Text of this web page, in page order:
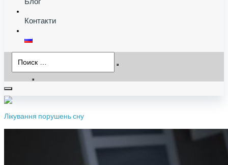
Контакти
Лікування порушень сну